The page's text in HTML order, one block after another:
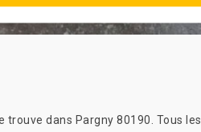
dans Pargny 80190. Tous les